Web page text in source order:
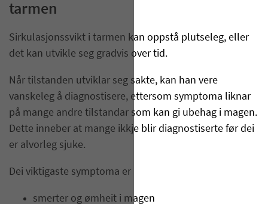
tarmen
Sirkulasjonssvikt i tarmen kan oppstå plutseleg, eller
det kan utvikle seg gradvis over tid.
Når tilstanden utviklar seg sakte, kan han vere
vanskeleg å diagnostisere, ettersom symptoma liknar
på mange andre tilstandar som kan gi ubehag i magen.
Dette inneber at mange ikkje blir diagnostiserte før dei
er alvorleg sjuke.
Dei viktigaste symptoma er
smerter og ømheit i magen